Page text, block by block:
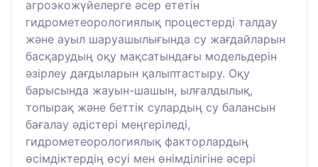
агроэкожүйелерге әсер ететін
гидрометеорологиялық процестерді талдау
және ауыл шаруашылығында су жағдайларын
басқарудың оқу мақсатындағы модельдерін
әзірлеу дағдыларын қалыптастыру. Оқу
барысында жауын-шашын, ылғалдылық,
топырақ және беттік сулардың су балансын
бағалау әдістері меңгеріледі,
гидрометеорологиялық факторлардың
өсімдіктердің өсуі мен өнімділігіне әсері